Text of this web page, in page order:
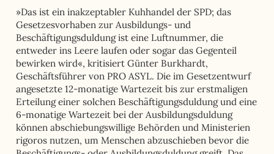
»Das ist ein inakzeptabler Kuhhandel der SPD; das
Gesetzesvorhaben zur Ausbildungs- und
Beschäftigungsduldung ist eine Luftnummer, die
entweder ins Leere laufen oder sogar das Gegenteil
bewirken wird«, kritisiert Günter Burkhardt,
Geschäftsführer von PRO ASYL. Die im Gesetzentwurf
angesetzte 12-monatige Wartezeit bis zur erstmaligen
Erteilung einer solchen Beschäftigungsduldung und eine
6-monatige Wartezeit bei der Ausbildungsduldung
können abschiebungswillige Behörden und Ministerien
rigoros nutzen, um Menschen abzuschieben bevor die